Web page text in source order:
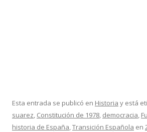
Esta entrada se publicó en Historia y está
suarez, Constitución de 1978, democracia,
historia de España,Transición Española en